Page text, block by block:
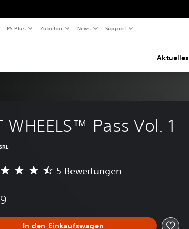
PS Plus Zubehör News Support
Aktuelles
WHEELS™ Pass Vol. 1
5 Bewertungen
In den Einkaufswagen